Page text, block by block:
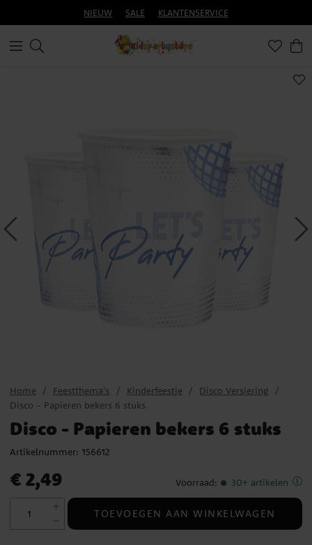
NIEUW SALE KLANTENSERVICE
Home Feestthema's Kinderfeestje
Disco Versiering
Disco - Papieren bekers 6 stuks
Disco - Papieren bekers 6 stuks
Artikelnummer: 156612
Prijs: € 2,49
€ 2,49 Voorraad: 30+ artikelen
TOEVOEGEN AAN WINKELWAGEN